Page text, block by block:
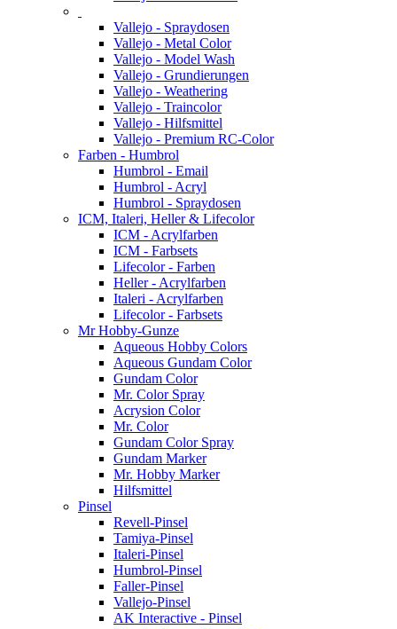
Vallejo - Spraydosen
Vallejo - Metal Color
Vallejo - Model Wash
Vallejo - Grundierungen
Vallejo - Weathering
Vallejo - Traincolor
Vallejo - Hilfsmittel
Vallejo - Premium RC-Color
Farben - Humbrol
Humbrol - Email
Humbrol - Acryl
Humbrol - Spraydosen
ICM, Italeri, Heller & Lifecolor
ICM - Acrylfarben
ICM - Farbsets
Lifecolor - Farben
Heller - Acrylfarben
Italeri - Acrylfarben
Lifecolor - Farbsets
Mr Hobby-Gunze
Aqueous Hobby Colors
Aqueous Gundam Color
Gundam Color
Mr. Color Spray
Acrysion Color
Mr. Color
Gundam Color Spray
Gundam Marker
Mr. Hobby Marker
Hilfsmittel
Pinsel
Revell-Pinsel
Tamiya-Pinsel
Italeri-Pinsel
Humbrol-Pinsel
Faller-Pinsel
Vallejo-Pinsel
AK Interactive - Pinsel